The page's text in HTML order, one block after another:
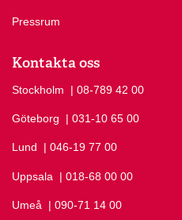
Pressrum
Kontakta oss
Stockholm Ring Stockholm på
| 08-789 42 00
Göteborg Ring Göteborg på
| 031-10 65 00
Lund Ring Lund på
| 046-19 77 00
Uppsala Ring Uppsala på
| 018-68 00 00
Umeå Ring Umeå på
| 090-71 14 00